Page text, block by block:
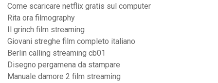
Come scaricare netflix gratis sul computer
Rita ora filmography
Il grinch film streaming
Giovani streghe film completo italiano
Berlin calling streaming cb01
Disegno pergamena da stampare
Manuale damore 2 film streaming